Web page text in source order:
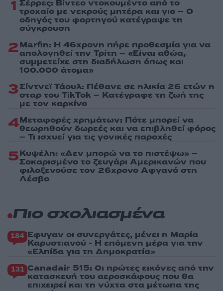
1 Σέρρες: Βίντεο ντοκουμέντο από το
τροχαίο με νεκρούς μητέρα και γιο – Ο
οδηγός του φορτηγού κατέγραψε τη
σύγκρουση
2Marfin: Η 46χρονη πήρε προθεσμία για να
απολογηθεί την Τρίτη – «Είναι αθώα,
συμμετείχε στη διαδήλωση όπως και
100.000 άτομα»
3Σίντνεϊ Τάουλ: Πέθανε σε ηλικία 26 ετών η
σταρ του TikTok – Kατέγραφε τη ζωή της
με τον καρκίνο
4Μεταφορές χρημάτων: Πότε μπορεί να
θεωρηθούν δωρεές και να επιβληθεί φόρος
– Τι ισχυεί για τις γονικές παροχές
5Κυψέλη: «Δεν μπορώ να το πιστέψω» –
Σοκαρισμένο το ζευγάρι Αμερικανών που
φιλοξενούσε τον 26χρονο Αφγανό στη
Λέσβο
Πιο σχολιασμένα
184 Έφυγαν οι συνεργάτες, μένει η Μαρία
Καρυστιανού - Η επόμενη μέρα για την
«Ελπίδα για τη Δημοκρατία»
131 Canadair 515: Οι πρώτες εικόνες από την
κατασκευή του αεροσκάφους που θα
επιχειρεί και τη νύχτα στα μέτωπα της